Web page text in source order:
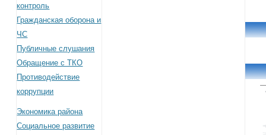
контроль
Гражданская оборона и
ЧС
Публичные слушания
Обращение с ТКО
Противодействие
коррупции
Экономика района
Социальное развитие